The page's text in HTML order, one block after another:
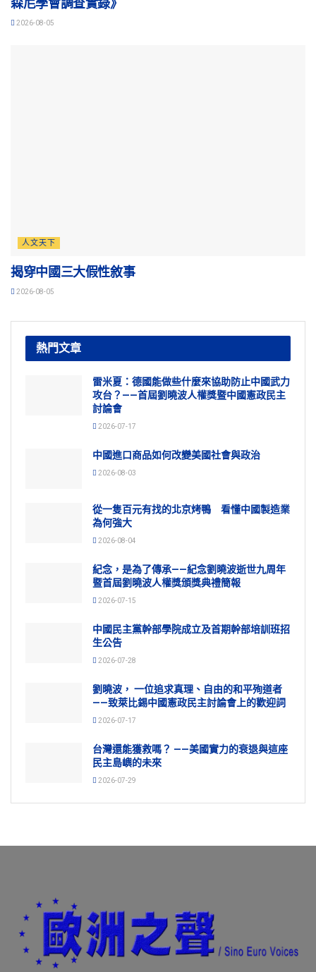
森尼學會調查實錄》
2026-08-05
人文天下
揭穿中國三大假性敘事
2026-08-05
熱門文章
雷米夏：德國能做些什麼來協助防止中國武力
攻台？——首屆劉曉波人權獎暨中國憲政民主
討論會
2026-07-17
中國進口商品如何改變美國社會與政治
2026-08-03
從一隻百元有找的北京烤鴨 看懂中國製造業
為何強大
2026-08-04
紀念，是為了傳承——紀念劉曉波逝世九周年
暨首屆劉曉波人權獎頒獎典禮簡報
2026-07-15
中國民主黨幹部學院成立及首期幹部培訓班招
生公告
2026-07-28
劉曉波， 一位追求真理、自由的和平殉道者
——致萊比錫中國憲政民主討論會上的歡迎詞
2026-07-17
台灣還能獲救嗎？ ——美國實力的衰退與這座
民主島嶼的未來
2026-07-29